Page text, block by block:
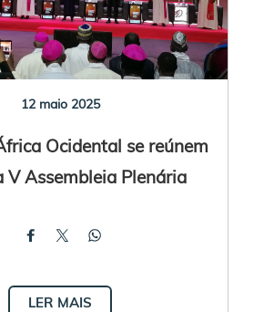
12 maio 2025
Ocidental se reúnem
V Assembleia Plenária
LER MAIS